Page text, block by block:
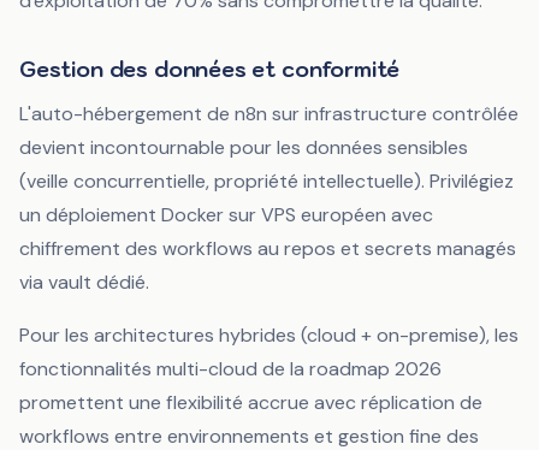
Gestion des données et conformité
L'auto-hébergement de n8n sur infrastructure contrôlée
devient incontournable pour les données sensibles
(veille concurrentielle, propriété intellectuelle). Privilégiez
un déploiement Docker sur VPS européen avec
chiffrement des workflows au repos et secrets managés
via vault dédié.
Pour les architectures hybrides (cloud + on-premise), les
fonctionnalités multi-cloud de la roadmap 2026
promettent une flexibilité accrue avec réplication de
workflows entre environnements et gestion fine des